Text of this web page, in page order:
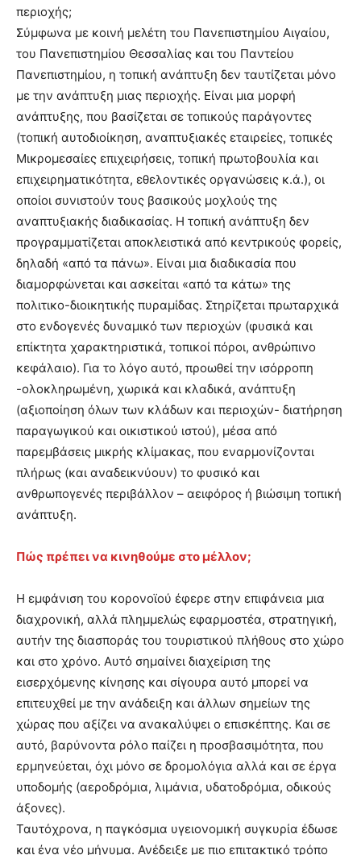
περιοχής;
Σύμφωνα με κοινή μελέτη του Πανεπιστημίου Αιγαίου,
του Πανεπιστημίου Θεσσαλίας και του Παντείου
Πανεπιστημίου, η τοπική ανάπτυξη δεν ταυτίζεται μόνο
με την ανάπτυξη μιας περιοχής. Είναι μια μορφή
ανάπτυξης, που βασίζεται σε τοπικούς παράγοντες
(τοπική αυτοδιοίκηση, αναπτυξιακές εταιρείες, τοπικές
Μικρομεσαίες επιχειρήσεις, τοπική πρωτοβουλία και
επιχειρηματικότητα, εθελοντικές οργανώσεις κ.ά.), οι
οποίοι συνιστούν τους βασικούς μοχλούς της
αναπτυξιακής διαδικασίας. Η τοπική ανάπτυξη δεν
προγραμματίζεται αποκλειστικά από κεντρικούς φορείς,
δηλαδή «από τα πάνω». Είναι μια διαδικασία που
διαμορφώνεται και ασκείται «από τα κάτω» της
πολιτικο-διοικητικής πυραμίδας. Στηρίζεται πρωταρχικά
στο ενδογενές δυναμικό των περιοχών (φυσικά και
επίκτητα χαρακτηριστικά, τοπικοί πόροι, ανθρώπινο
κεφάλαιο). Για το λόγο αυτό, προωθεί την ισόρροπη
-ολοκληρωμένη, χωρικά και κλαδικά, ανάπτυξη
(αξιοποίηση όλων των κλάδων και περιοχών- διατήρηση
παραγωγικού και οικιστικού ιστού), μέσα από
παρεμβάσεις μικρής κλίμακας, που εναρμονίζονται
πλήρως (και αναδεικνύουν) το φυσικό και
ανθρωπογενές περιβάλλον – αειφόρος ή βιώσιμη τοπική
ανάπτυξη.
Πώς πρέπει να κινηθούμε στο μέλλον;
Η εμφάνιση του κορονοϊού έφερε στην επιφάνεια μια
διαχρονική, αλλά πλημμελώς εφαρμοστέα, στρατηγική,
αυτήν της διασποράς του τουριστικού πλήθους στο χώρο
και στο χρόνο. Αυτό σημαίνει διαχείριση της
εισερχόμενης κίνησης και σίγουρα αυτό μπορεί να
επιτευχθεί με την ανάδειξη και άλλων σημείων της
χώρας που αξίζει να ανακαλύψει ο επισκέπτης. Και σε
αυτό, βαρύνοντα ρόλο παίζει η προσβασιμότητα, που
ερμηνεύεται, όχι μόνο σε δρομολόγια αλλά και σε έργα
υποδομής (αεροδρόμια, λιμάνια, υδατοδρόμια, οδικούς
άξονες).
Ταυτόχρονα, η παγκόσμια υγειονομική συγκυρία έδωσε
και ένα νέο μήνυμα. Ανέδειξε με πιο επιτακτικό τρόπο